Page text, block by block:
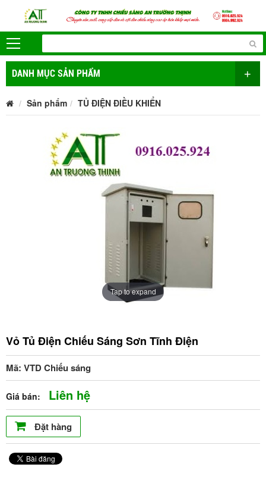
DANH MỤC SẢN PHẨM +
Sản phẩm TỦ ĐIỆN ĐIỀU KHIỂN
Tap to expand
Vỏ Tủ Điện Chiếu Sáng Sơn Tĩnh Điện
Mã: VTD Chiếu sáng
Giá bán: Liên hệ
Đặt hàng